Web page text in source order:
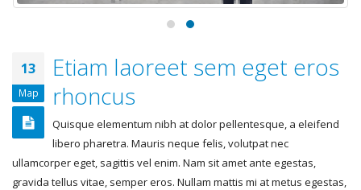
13
Мар
Etiam laoreet sem eget eros
rhoncus
Quisque elementum nibh at dolor pellentesque, a eleifend
libero pharetra. Mauris neque felis, volutpat nec
ullamcorper eget, sagittis vel enim. Nam sit amet ante egestas,
gravida tellus vitae, semper eros. Nullam mattis mi at metus egestas,